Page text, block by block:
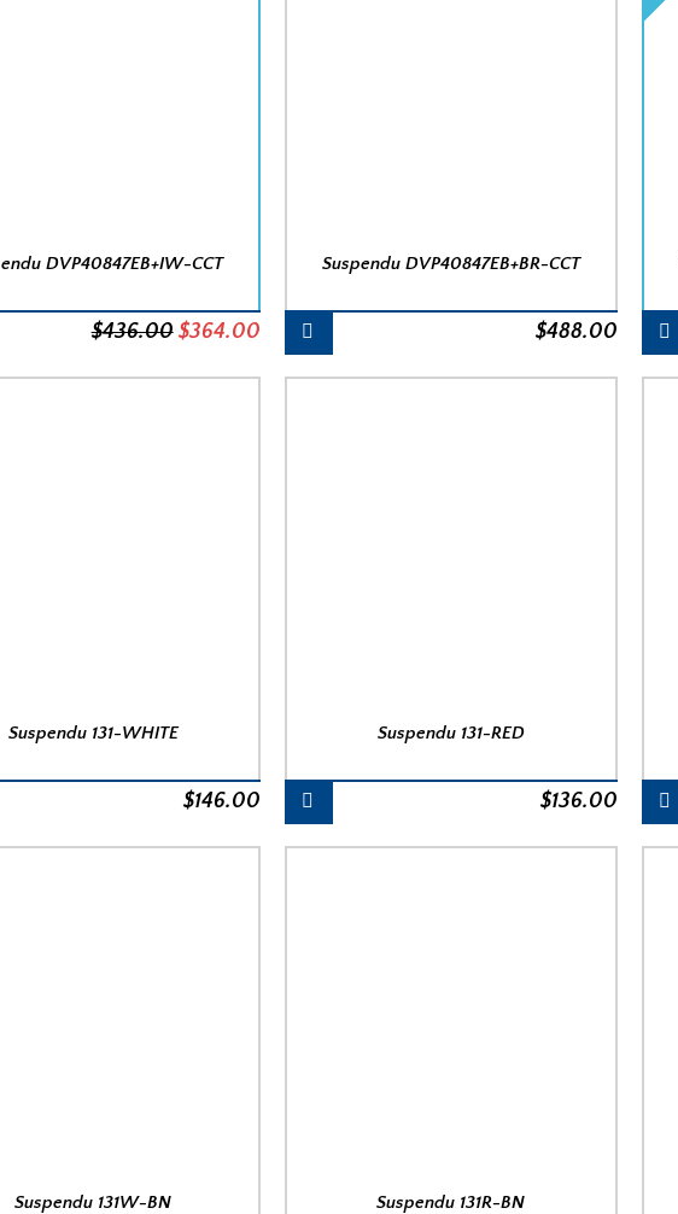
DVP40847EB+IW-CCT
$436.00 Le
$364.00Le
prix
Suspendu DVP40847EB+BR-CCT
$488.00
Suspendu 131-WHITE
$146.00
Suspendu 131-RED
$136.00
Suspendu 131W-BN Suspendu 131R-BN